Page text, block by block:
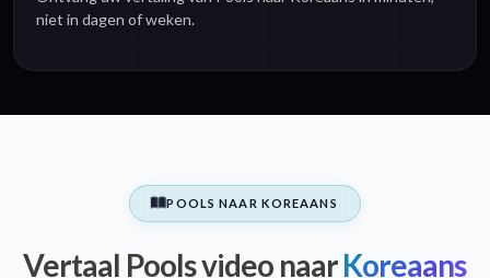
niet in dagen of weken.
POOLS NAAR KOREAANS
Vertaal Pools video naarKoreaans